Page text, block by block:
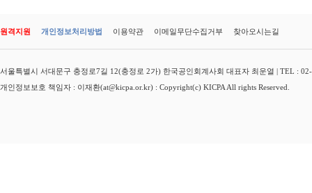
원격지원 개인정보처리방법 이용약관 이메일무단수집거부 찾아오시는길
서울특별시 서대문구 충정로7길 12(충정로 2가) 한국공인회계사회 대표자 최운열 | TEL :
개인정보보호 책임자 : 이재환(at@kicpa.or.kr) : Copyright(c) KICPA All rights Reserved.